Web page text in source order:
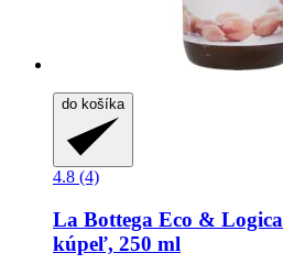
do košíka
4.8 (4)
La Bottega Eco & Logica
kúpeľ, 250 ml